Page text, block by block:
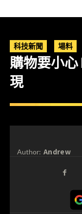
科技新聞 場料
購物要小
現
Author: Andrew